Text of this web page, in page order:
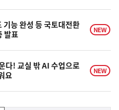
기능 완성 등 국토대전환
발표
NEW
다! 교실 밖 AI 수업으로
요
NEW